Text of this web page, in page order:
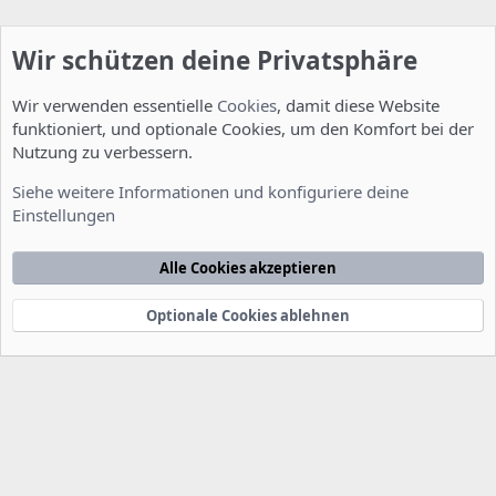
tune2fs -c oder -t .
Nutzungsbedingungen Datenschutzerklärung
Startseite
e
Community platform by XenForo® © 2010-2022 XenForo Ltd.
xenDach©2010-2014
Wir schützen deine Privatsphäre
Wir verwenden essentielle Cookies, damit diese Website
funktioniert, und optionale Cookies, um den Komfort bei der
Nutzung zu verbessern.
Siehe weitere Informationen und konfiguriere deine
Einstellungen
Alle Cookies akzeptieren
Optionale Cookies ablehnen